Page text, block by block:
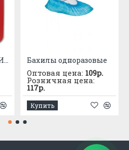
АПТЕЧКА АВТОМОБИЛЬНАЯ приказ №1080 Бахилы одноразовые
Оптовая цена: 109р.
Розничная цена:
117р.
Купить